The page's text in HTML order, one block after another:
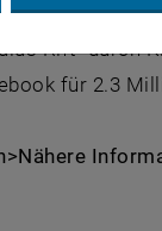
im
Rift“ durch
für 2.3